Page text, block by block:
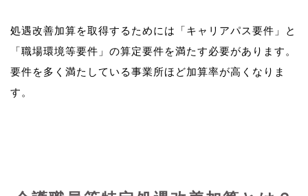
処遇改善加算を取得するためには「キャリアパス要件」と
「職場環境等要件」の算定要件を満たす必要があります。
要件を多く満たしている事業所ほど加算率が高くなりま
す。